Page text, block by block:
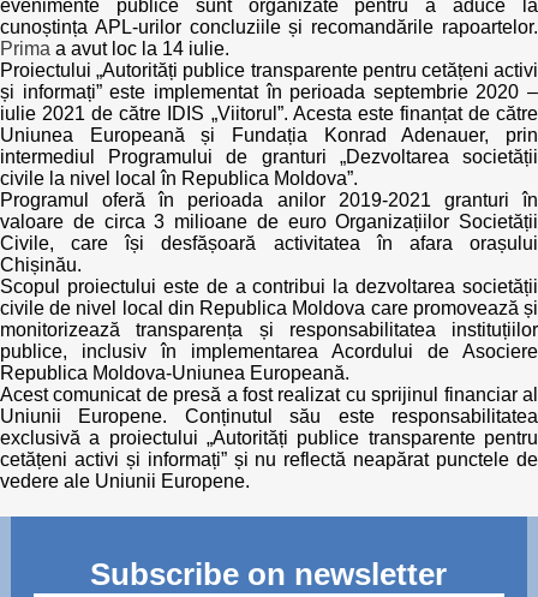
evenimente publice sunt organizate pentru a aduce la
cunoștința APL-urilor concluziile și recomandările rapoartelor.
Prima a avut loc la 14 iulie.
Proiectului „Autorități publice transparente pentru cetățeni activi
și informați” este implementat în perioada septembrie 2020 –
iulie 2021 de către IDIS „Viitorul”. Acesta este finanțat de către
Uniunea Europeană și Fundația Konrad Adenauer, prin
intermediul Programului de granturi „Dezvoltarea societății
civile la nivel local în Republica Moldova”.
Programul oferă în perioada anilor 2019-2021 granturi în
valoare de circa 3 milioane de euro Organizațiilor Societății
Civile, care își desfășoară activitatea în afara orașului
Chișinău.
Scopul proiectului este de a contribui la dezvoltarea societății
civile de nivel local din Republica Moldova care promovează și
monitorizează transparența și responsabilitatea instituțiilor
publice, inclusiv în implementarea Acordului de Asociere
Republica Moldova-Uniunea Europeană.
Acest comunicat de presă a fost realizat cu sprijinul financiar al
Uniunii Europene. Conținutul său este responsabilitatea
exclusivă a proiectului „Autorități publice transparente pentru
cetățeni activi și informați” și nu reflectă neapărat punctele de
vedere ale Uniunii Europene.
Subscribe on newsletter